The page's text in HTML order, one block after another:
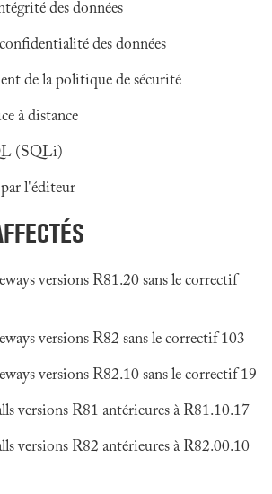
des données
des données
de la politique de sécurité
à distance
(SQLi)
l'éditeur
versions R81.20 sans le correctif
versions R82 sans le correctif 103
versions R82.10 sans le correctif 19
versions R81 antérieures à R81.10.17
versions R82 antérieures à R82.00.10